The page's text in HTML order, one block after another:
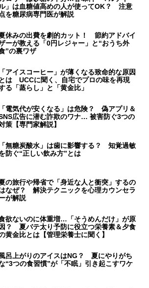
」は血糖値高めの人が使ってOK？ 注意
を糖尿病専門医が解説
休みの出費を劇的カット！ 節約アドバイ
ーが教える「0円レジャー」と“おうち外
”の裏ワザ
「アイスコーヒー」が薄くなる致命的な原因
とは UCCに聞く、自宅でプロの味を再現
る「蒸らし」と「黄金比」
「電気代が安くなる」は危険？ 偽アプリ＆
広告に潜む詐欺のワナ… 被害防ぐ3つの
策【専門家解説】
「無糖炭酸水」は歯に影響する？ 知覚過敏
防ぐ“正しい飲み方”とは
の旅行や帰省で「身近な人と衝突」するの
なぜ？ 解決テクニックを心理カウンセラ
が解説
欲ないのに体重増…「そうめんだけ」が原
因？ 夏バテ太り予防に役立つ栄養素＆夕食
黄金比とは【管理栄養士に聞く】
呂上がりのアイスはNG？ 夏にやりがち
“3つの食習慣”が「不眠」引き起こすワケ